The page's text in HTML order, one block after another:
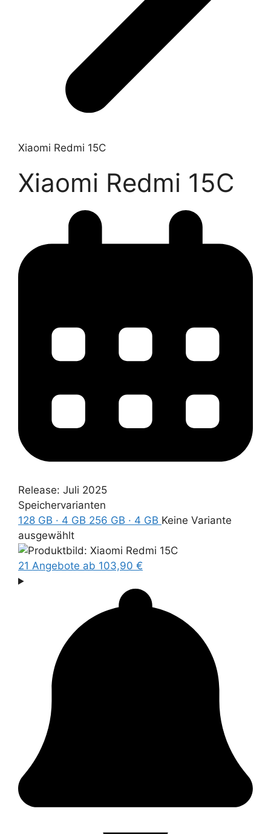
Xiaomi Redmi 15C
Xiaomi Redmi 15C
Release: Juli 2025
Speichervarianten
128 GB · 4 GB 256 GB · 4 GB Keine Variante
ausgewählt
21 Angebote ab 103,90 €